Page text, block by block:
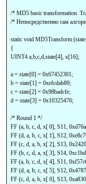
/* MD5 basic transformation.
/* Непосредственно сам
static void MD5Transform
{
UINT4 a,b,c,d,state[4], x[16];
a = state[0] = 0x67452301;
b = state[1] = 0xefcdab89;
c = state[2] = 0x98badcfe;
d = state[3] = 0x10325476;
/* Round 1 */
FF (a, b, c, d, x[ 0], S11,
FF (d, a, b, c, x[ 1], S12,
FF (c, d, a, b, x[ 2], S13,
FF (b, c, d, a, x[ 3], S14,
FF (a, b, c, d, x[ 4], S11,
FF (d, a, b, c, x[ 5], S12,
FF (c, d, a, b, x[ 6], S13,